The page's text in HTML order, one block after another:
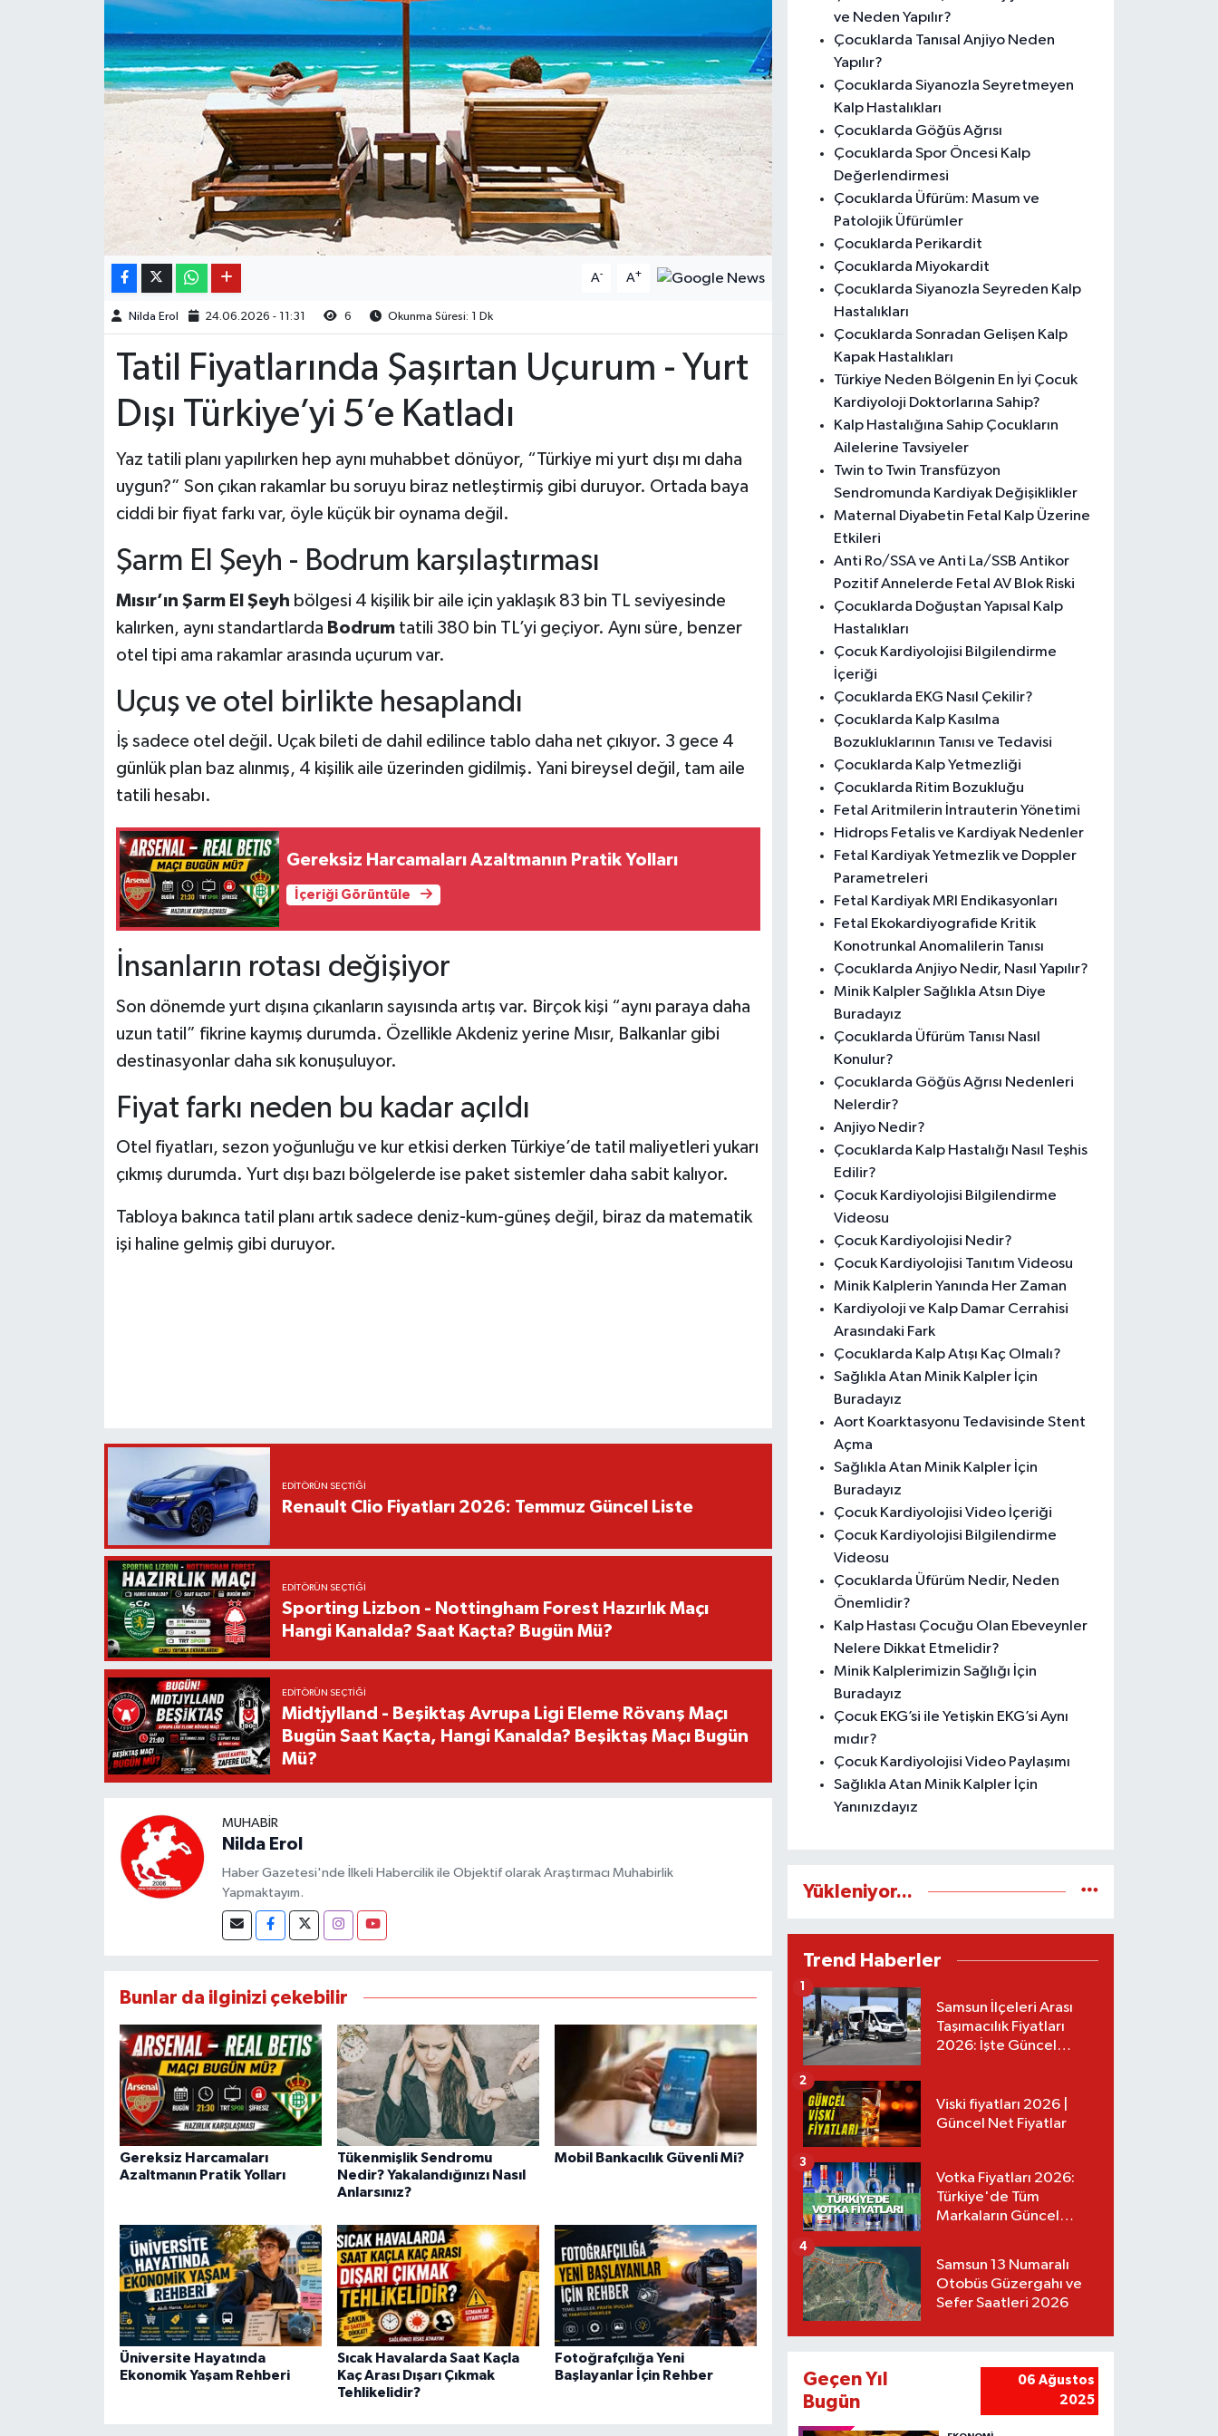
A- A+
Nilda Erol 24.06.2026 - 11:31 6 Okunma Süresi: 1 Dk
Tatil Fiyatlarında Şaşırtan Uçurum - Yurt
Dışı Türkiye’yi 5’e Katladı
Yaz tatili planı yapılırken hep aynı muhabbet dönüyor, “Türkiye mi yurt dışı mı daha
uygun?” Son çıkan rakamlar bu soruyu biraz netleştirmiş gibi duruyor. Ortada baya
ciddi bir fiyat farkı var, öyle küçük bir oynama değil.
Şarm El Şeyh - Bodrum karşılaştırması
Mısır’ın Şarm El Şeyh bölgesi 4 kişilik bir aile için yaklaşık 83 bin TL seviyesinde
kalırken, aynı standartlarda Bodrumtatili 380 bin TL’yi geçiyor. Aynı süre, benzer
otel tipi ama rakamlar arasında uçurum var.
Uçuş ve otel birlikte hesaplandı
İş sadece otel değil. Uçak bileti de dahil edilince tablo daha net çıkıyor. 3 gece 4
günlük plan baz alınmış, 4 kişilik aile üzerinden gidilmiş. Yani bireysel değil, tam aile
tatili hesabı.
Gereksiz Harcamaları Azaltmanın Pratik Yolları
İçeriği Görüntüle
İnsanların rotası değişiyor
Son dönemde yurt dışına çıkanların sayısında artış var. Birçok kişi “aynı paraya daha
uzun tatil” fikrine kaymış durumda. Özellikle Akdeniz yerine Mısır, Balkanlar gibi
destinasyonlar daha sık konuşuluyor.
Fiyat farkı neden bu kadar açıldı
Otel fiyatları, sezon yoğunluğu ve kur etkisi derken Türkiye’de tatil maliyetleri yukarı
çıkmış durumda. Yurt dışı bazı bölgelerde ise paket sistemler daha sabit kalıyor.
Tabloya bakınca tatil planı artık sadece deniz-kum-güneş değil, biraz da matematik
işi haline gelmiş gibi duruyor.
EDITÖRÜN SEÇTIĞI
Renault Clio Fiyatları 2026: Temmuz Güncel Liste
EDITÖRÜN SEÇTIĞI
Sporting Lizbon - Nottingham Forest Hazırlık Maçı
Hangi Kanalda? Saat Kaçta? Bugün Mü?
EDITÖRÜN SEÇTIĞI
Midtjylland - Beşiktaş Avrupa Ligi Eleme Rövanş Maçı
Bugün Saat Kaçta, Hangi Kanalda? Beşiktaş Maçı Bugün
Mü?
MUHABIR
Nilda Erol
Haber Gazetesi'nde İlkeli Habercilik ile Objektif olarak Araştırmacı Muhabirlik
Yapmaktayım.
Bunlar da ilginizi çekebilir
Gereksiz Harcamaları
Azaltmanın Pratik Yolları
Tükenmişlik Sendromu
Nedir? Yakalandığınızı Nasıl
Anlarsınız?
Mobil Bankacılık Güvenli Mi?
Üniversite Hayatında
Ekonomik Yaşam Rehberi
Sıcak Havalarda Saat Kaçla
Kaç Arası Dışarı Çıkmak
Tehlikelidir?
Fotoğrafçılığa Yeni
Başlayanlar İçin Rehber
ve Neden Yapılır?
Çocuklarda Tanısal Anjiyo Neden
Yapılır?
Çocuklarda Siyanozla Seyretmeyen
Kalp Hastalıkları
Çocuklarda Göğüs Ağrısı
Çocuklarda Spor Öncesi Kalp
Değerlendirmesi
Çocuklarda Üfürüm: Masum ve
Patolojik Üfürümler
Çocuklarda Perikardit
Çocuklarda Miyokardit
Çocuklarda Siyanozla Seyreden Kalp
Hastalıkları
Çocuklarda Sonradan Gelişen Kalp
Kapak Hastalıkları
Türkiye Neden Bölgenin En İyi Çocuk
Kardiyoloji Doktorlarına Sahip?
Kalp Hastalığına Sahip Çocukların
Ailelerine Tavsiyeler
Twin to Twin Transfüzyon
Sendromunda Kardiyak Değişiklikler
Maternal Diyabetin Fetal Kalp Üzerine
Etkileri
Anti Ro/SSA ve Anti La/SSB Antikor
Pozitif Annelerde Fetal AV Blok Riski
Çocuklarda Doğuştan Yapısal Kalp
Hastalıkları
Çocuk Kardiyolojisi Bilgilendirme
İçeriği
Çocuklarda EKG Nasıl Çekilir?
Çocuklarda Kalp Kasılma
Bozukluklarının Tanısı ve Tedavisi
Çocuklarda Kalp Yetmezliği
Çocuklarda Ritim Bozukluğu
Fetal Aritmilerin İntrauterin Yönetimi
Hidrops Fetalis ve Kardiyak Nedenler
Fetal Kardiyak Yetmezlik ve Doppler
Parametreleri
Fetal Kardiyak MRI Endikasyonları
Fetal Ekokardiyografide Kritik
Konotrunkal Anomalilerin Tanısı
Çocuklarda Anjiyo Nedir, Nasıl Yapılır?
Minik Kalpler Sağlıkla Atsın Diye
Buradayız
Çocuklarda Üfürüm Tanısı Nasıl
Konulur?
Çocuklarda Göğüs Ağrısı Nedenleri
Nelerdir?
Anjiyo Nedir?
Çocuklarda Kalp Hastalığı Nasıl Teşhis
Edilir?
Çocuk Kardiyolojisi Bilgilendirme
Videosu
Çocuk Kardiyolojisi Nedir?
Çocuk Kardiyolojisi Tanıtım Videosu
Minik Kalplerin Yanında Her Zaman
Kardiyoloji ve Kalp Damar Cerrahisi
Arasındaki Fark
Çocuklarda Kalp Atışı Kaç Olmalı?
Sağlıkla Atan Minik Kalpler İçin
Buradayız
Aort Koarktasyonu Tedavisinde Stent
Açma
Sağlıkla Atan Minik Kalpler İçin
Buradayız
Çocuk Kardiyolojisi Video İçeriği
Çocuk Kardiyolojisi Bilgilendirme
Videosu
Çocuklarda Üfürüm Nedir, Neden
Önemlidir?
Kalp Hastası Çocuğu Olan Ebeveynler
Nelere Dikkat Etmelidir?
Minik Kalplerimizin Sağlığı İçin
Buradayız
Çocuk EKG’si ile Yetişkin EKG’si Aynı
mıdır?
Çocuk Kardiyolojisi Video Paylaşımı
Sağlıkla Atan Minik Kalpler İçin
Yanınızdayız
Yükleniyor...
Trend Haberler
Samsun İlçeleri Arası
Taşımacılık Fiyatları
2026: İşte Güncel
1
Viski fiyatları 2026 |
Güncel Net Fiyatlar
2
Votka Fiyatları 2026:
Türkiye'de Tüm
Markaların Güncel
3
Samsun 13 Numaralı
Otobüs Güzergahı ve
Sefer Saatleri 2026
4
Geçen Yıl
Bugün
06 Ağustos
2025